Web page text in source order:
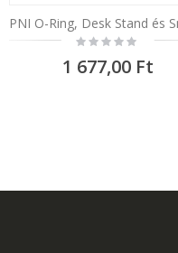
Rating:
0%
1 677,00 Ft